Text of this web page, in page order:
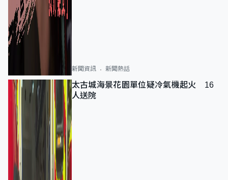
新聞資訊 新聞熱話
太古城海景花園單位疑冷氣機起火 16
人送院